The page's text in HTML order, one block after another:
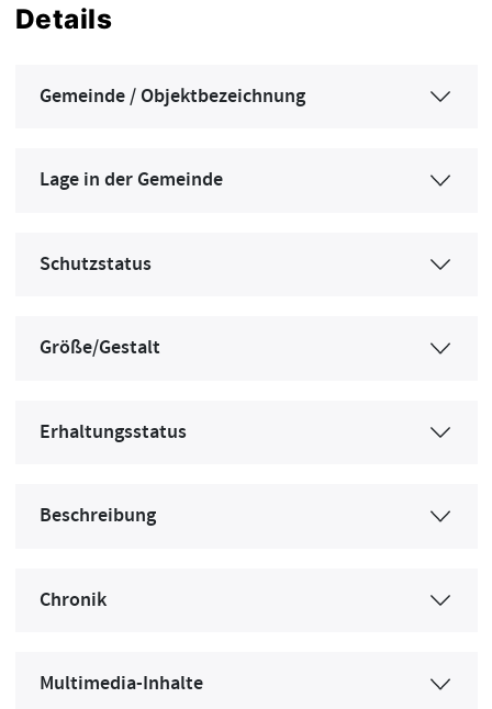
Details
Gemeinde / Objektbezeichnung
Lage in der Gemeinde
Schutzstatus
Größe/Gestalt
Erhaltungsstatus
Beschreibung
Chronik
Multimedia-Inhalte